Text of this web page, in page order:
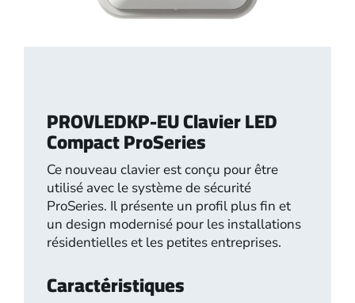
PROVLEDKP-EU Clavier LED
Compact ProSeries
Ce nouveau clavier est conçu pour être
utilisé avec le système de sécurité
ProSeries. Il présente un profil plus fin et
un design modernisé pour les installations
résidentielles et les petites entreprises.
Caractéristiques